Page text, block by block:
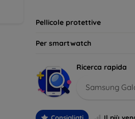
ideale per le tue esigenze
Pellicole protettive
Per smartwatch
Ricerca rapida
Samsung